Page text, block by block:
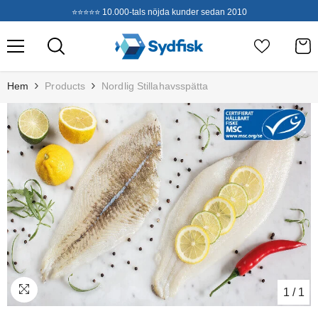
⭐⭐⭐⭐⭐ 10.000-tals nöjda kunder sedan 2010
Hem Products Nordlig Stillahavsspätta
1 / 1